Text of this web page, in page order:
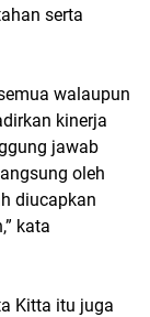
serta
walaupun
kinerja
jawab
oleh
diucapkan
kata
Kitta itu juga